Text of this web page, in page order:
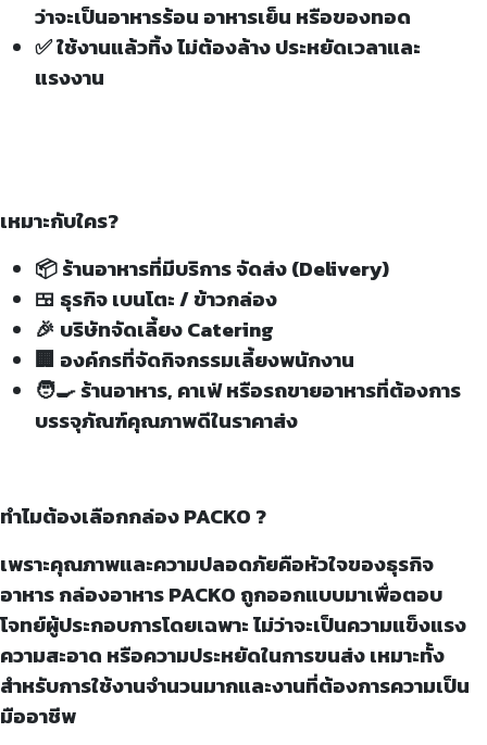
ว่าจะเป็นอาหารร้อน อาหารเย็น หรือของทอด
✅ ใช้งานแล้วทิ้ง ไม่ต้องล้าง ประหยัดเวลาและ
แรงงาน
เหมาะกับใคร?
📦 ร้านอาหารที่มีบริการ จัดส่ง (Delivery)
🍱 ธุรกิจ เบนโตะ / ข้าวกล่อง
🎉 บริษัทจัดเลี้ยง Catering
🏢 องค์กรที่จัดกิจกรรมเลี้ยงพนักงาน
🧑‍🍳 ร้านอาหาร, คาเฟ่ หรือรถขายอาหารที่ต้องการ
บรรจุภัณฑ์คุณภาพดีในราคาส่ง
ทำไมต้องเลือกกล่อง PACKO ?
เพราะคุณภาพและความปลอดภัยคือหัวใจของธุรกิจ
อาหาร กล่องอาหาร PACKO ถูกออกแบบมาเพื่อตอบ
โจทย์ผู้ประกอบการโดยเฉพาะ ไม่ว่าจะเป็นความแข็งแรง
ความสะอาด หรือความประหยัดในการขนส่ง เหมาะทั้ง
สำหรับการใช้งานจำนวนมากและงานที่ต้องการความเป็น
มืออาชีพ